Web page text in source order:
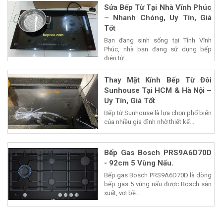
Sửa Bếp Từ Tại Nhà Vĩnh Phúc
– Nhanh Chóng, Uy Tín, Giá
Tốt
Bạn đang sinh sống tại Tỉnh Vĩnh
Phúc, nhà bạn đang sử dụng bếp
điện từ...
Thay Mặt Kính Bếp Từ Đôi
Sunhouse Tại HCM & Hà Nội –
Uy Tín, Giá Tốt
Bếp từ Sunhouse là lựa chọn phổ biến
của nhiều gia đình nhờ thiết kế...
Bếp Gas Bosch PRS9A6D70D
- 92cm 5 Vùng Nấu.
Bếp gas Bosch PRS9A6D70D là dòng
bếp gas 5 vùng nấu được Bosch sản
xuất, vơi bề...